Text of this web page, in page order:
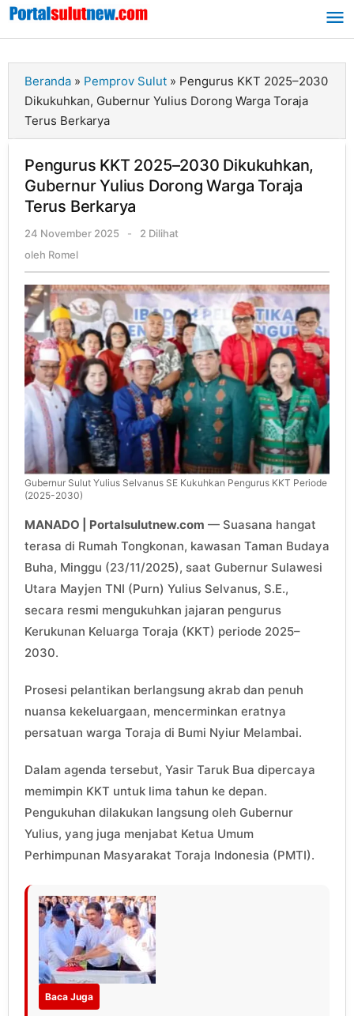
Lewati
Beranda » Pemprov Sulut » Pengurus KKT 2025–2030
Dikukuhkan, Gubernur Yulius Dorong Warga Toraja
Terus Berkarya
Pengurus KKT 2025–2030 Dikukuhkan,
Gubernur Yulius Dorong Warga Toraja
Terus Berkarya
24 November 2025
oleh
-
2 Dilihat
oleh Romel
Gubernur Sulut Yulius Selvanus SE Kukuhkan Pengurus KKT Periode
(2025-2030)
MANADO | Portalsulutnew.com — Suasana hangat
terasa di Rumah Tongkonan, kawasan Taman Budaya
Buha, Minggu (23/11/2025), saat Gubernur Sulawesi
Utara Mayjen TNI (Purn) Yulius Selvanus, S.E.,
secara resmi mengukuhkan jajaran pengurus
Kerukunan Keluarga Toraja (KKT) periode 2025–
2030.
Prosesi pelantikan berlangsung akrab dan penuh
nuansa kekeluargaan, mencerminkan eratnya
persatuan warga Toraja di Bumi Nyiur Melambai.
Dalam agenda tersebut, Yasir Taruk Bua dipercaya
memimpin KKT untuk lima tahun ke depan.
Pengukuhan dilakukan langsung oleh Gubernur
Yulius, yang juga menjabat Ketua Umum
Perhimpunan Masyarakat Toraja Indonesia (PMTI).
Baca Juga